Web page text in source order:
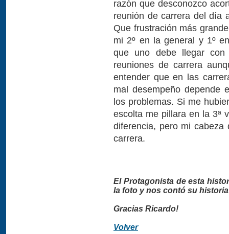
razón que desconozco
reunión de carrera del día
Que frustración más
mi 2º en la general y 1º
que uno debe llegar
reuniones de carrera
entender que en las
mal desempeño depende
los problemas. Si me
escolta me pillara en la 3ª
diferencia, pero mi
carrera.
El Protagonista de esta
la foto y nos contó su
Gracias Ricardo!
Volver